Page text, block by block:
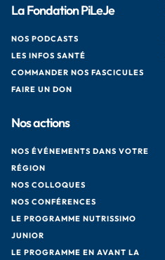
La Fondation PiLeJe
NOS PODCASTS
LES INFOS SANTÉ
COMMANDER NOS FASCICULES
FAIRE UN DON
Nos actions
NOS ÉVÉNEMENTS DANS VOTRE
RÉGION
NOS COLLOQUES
NOS CONFÉRENCES
LE PROGRAMME NUTRISSIMO
JUNIOR
LE PROGRAMME EN AVANT LA